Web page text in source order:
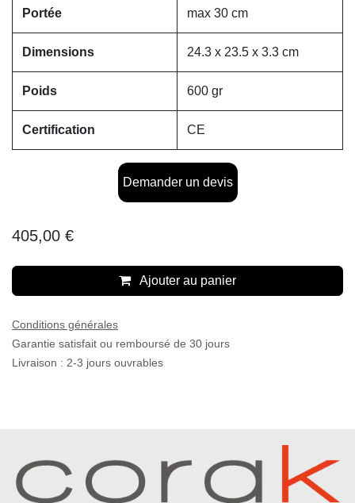
Portée max 30 cm
Dimensions 24.3 x 23.5 x 3.3 cm
Poids 600 gr
Certification CE
Demander un devis
405,00 €
Ajouter au panier
Conditions générales
Garantie satisfait ou remboursé de 30 jours
Livraison : 2-3 jours ouvrables